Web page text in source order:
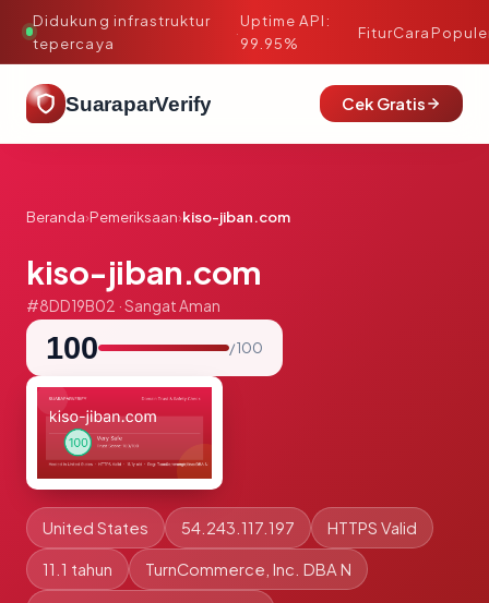
Didukung infrastruktur
tepercaya
·
Uptime API:
99.95%
FiturCara
SuaraparVerify Cek Gratis
Beranda›Pemeriksaan›kiso-jiban.com
kiso-jiban.com
#8DD19B02 · Sangat Aman
100 / 100
United States 54.243.117.197 HTTPS Valid
11.1 tahun TurnCommerce, Inc. DBA N